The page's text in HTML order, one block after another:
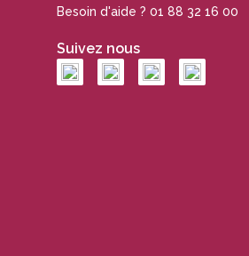
Besoin d'aide ? 01 88 32 16 00
Suivez nous